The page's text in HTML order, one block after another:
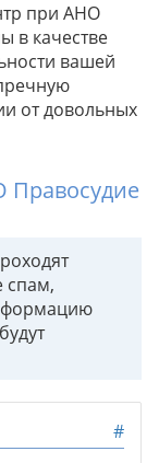
при АНО
в качестве
вашей
от довольных
спам,
#